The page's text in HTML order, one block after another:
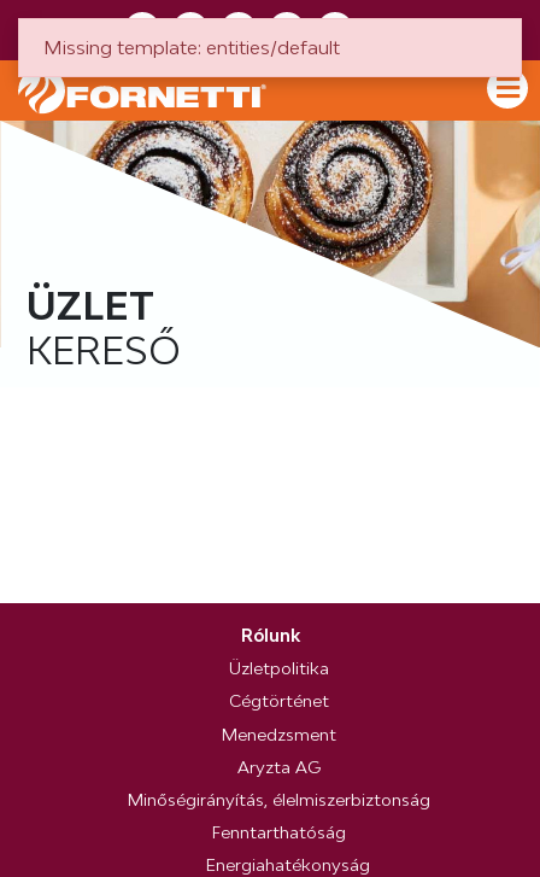
ÜZLET
KERESŐ
Rólunk
Üzletpolitika
Cégtörténet
Menedzsment
Aryzta AG
Minőségirányítás, élelmiszerbiztonság
Fenntarthatóság
Energiahatékonyság
Missing template: entities/default